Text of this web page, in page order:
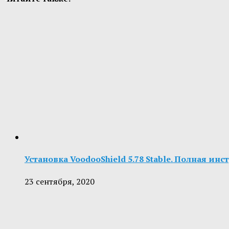
Установка VoodooShield 5.78 Stable. Полная
23 сентября, 2020